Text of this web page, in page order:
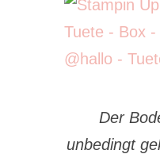
Der
unbedingt